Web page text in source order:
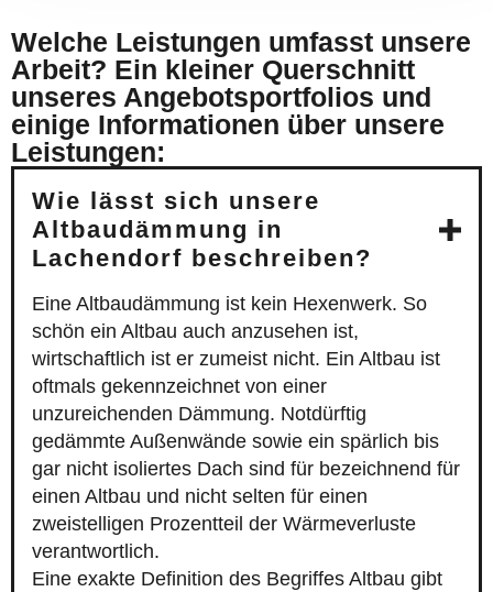
Welche Leistungen umfasst unsere
Arbeit? Ein kleiner Querschnitt
unseres Angebotsportfolios und
einige Informationen über unsere
Leistungen:
Wie lässt sich unsere
Altbaudämmung in
Lachendorf beschreiben?
Eine Altbaudämmung ist kein Hexenwerk. So
schön ein Altbau auch anzusehen ist,
wirtschaftlich ist er zumeist nicht. Ein Altbau ist
oftmals gekennzeichnet von einer
unzureichenden Dämmung. Notdürftig
gedämmte Außenwände sowie ein spärlich bis
gar nicht isoliertes Dach sind für bezeichnend für
einen Altbau und nicht selten für einen
zweistelligen Prozentteil der Wärmeverluste
verantwortlich.
Eine exakte Definition des Begriffes Altbau gibt